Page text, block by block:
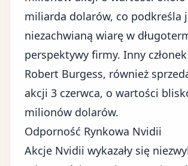
miliarda dolarów, co podkreśla
niezachwianą wiarę w
perspektywy firmy. Inny
Robert Burgess, również
akcji 3 czerwca, o wartości
milionów dolarów.
Odporność Rynkowa Nvidii
Akcje Nvidii wykazały się